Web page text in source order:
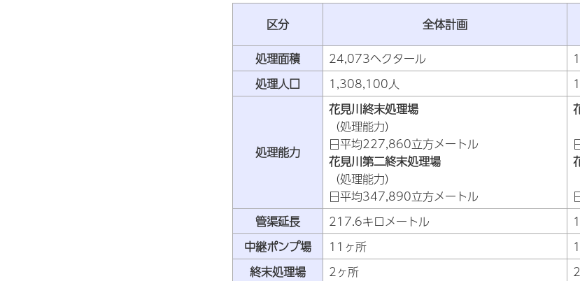
区分 全体計画
処理面積
24,073ヘクタール
処理人口
1,308,100人
処理能力
花見川終末処理場
（処理能力）
日平均227,860立方メートル
花見川第二終末処理場
（処理能力）
日平均347,890立方メートル
管渠延長
217.6キロメートル
中継ポンプ場
11ヶ所
終末処理場
2ヶ所